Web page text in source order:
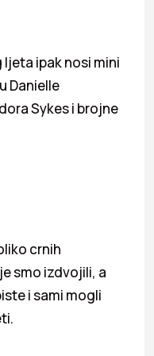
ipak nosi mini
Danielle
Sykes i brojne
crnih
smo izdvojili, a
i sami mogli